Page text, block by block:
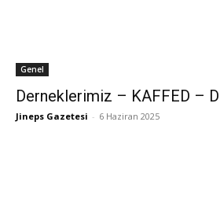
Genel
Derneklerimiz – KAFFED –
Jineps Gazetesi - 6 Haziran 2025